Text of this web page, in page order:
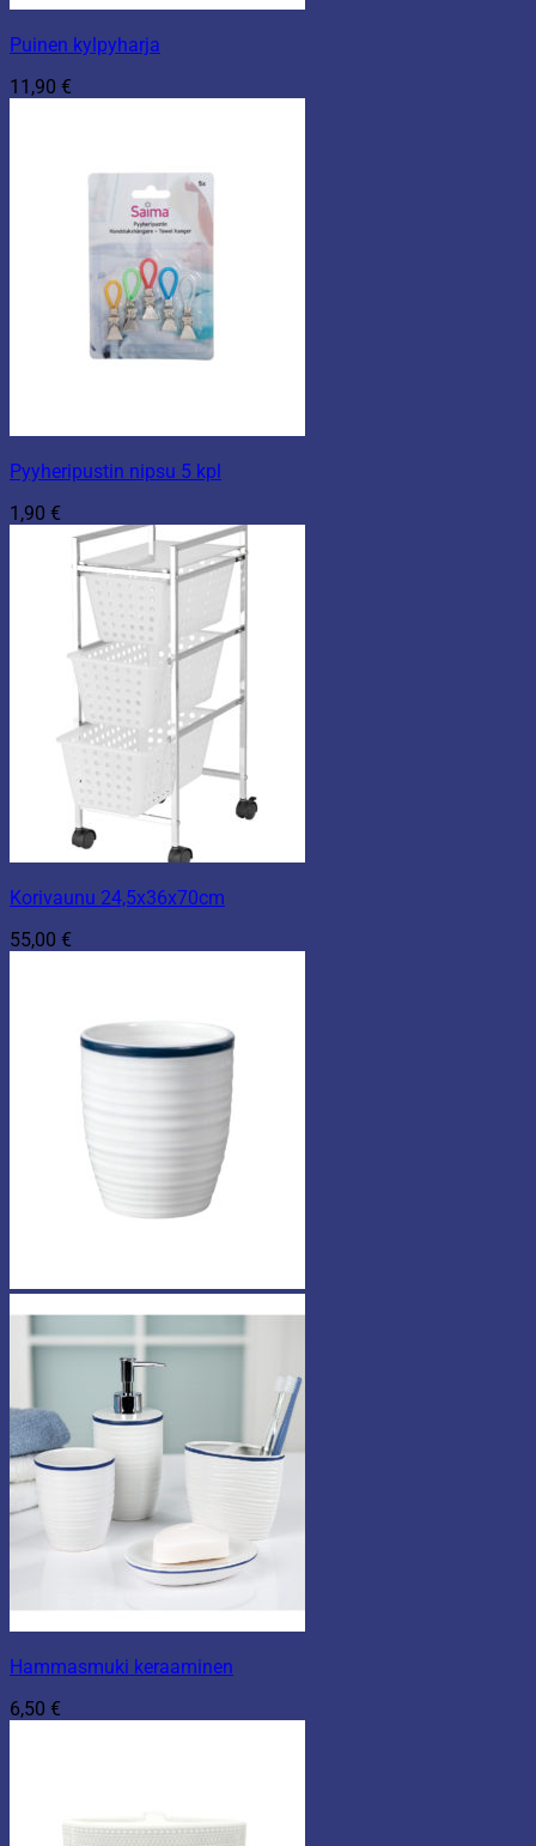
Puinen kylpyharja
11,90 €
Pyyheripustin nipsu 5 kpl
1,90 €
Korivaunu 24,5x36x70cm
55,00 €
Hammasmuki keraaminen
6,50 €